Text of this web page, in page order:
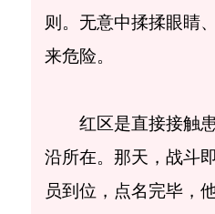
则。无意中揉揉眼睛
来危险。
红区是直接接触患
沿所在。那天，战斗
员到位，点名完毕，